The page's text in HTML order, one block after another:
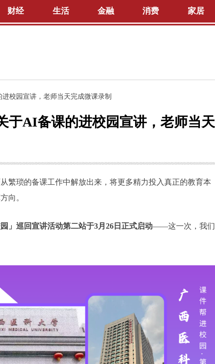
财经 生活 金融 消费 家居
校园宣讲，老师当天完成微课录制
于AI备课的进校园宣讲，老师当
繁琐的备课工作中解放出来，将更多精力投入真正的教育本
向。
园」巡回宣讲活动第二站于3月26日正式启动——这一次，我们